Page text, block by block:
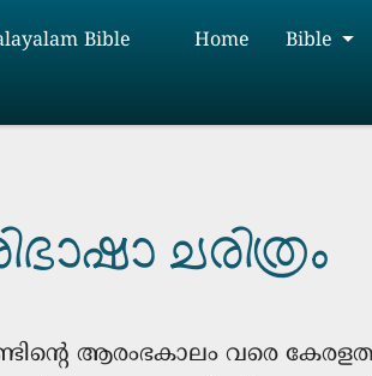
Bible Home Bible
ചരിത്രം
ആരംഭകാലം വരെ